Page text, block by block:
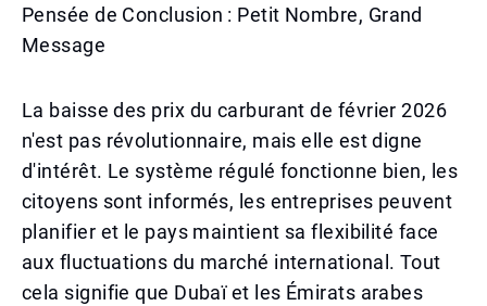
Pensée de Conclusion : Petit Nombre, Grand
Message
La baisse des prix du carburant de février 2026
n'est pas révolutionnaire, mais elle est digne
d'intérêt. Le système régulé fonctionne bien, les
citoyens sont informés, les entreprises peuvent
planifier et le pays maintient sa flexibilité face
aux fluctuations du marché international. Tout
cela signifie que Dubaï et les Émirats arabes